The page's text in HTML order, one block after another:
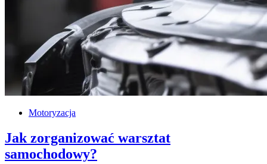
Motoryzacja
Jak zorganizować warsztat
samochodowy?